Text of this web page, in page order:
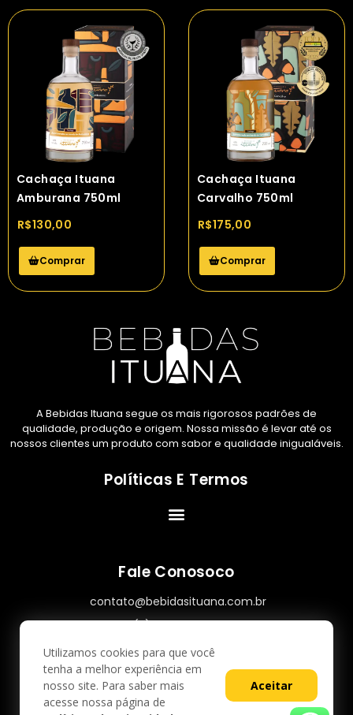
Cachaça Ituana
Amburana 750ml
R$130,00
Comprar
Cachaça Ituana
Carvalho 750ml
R$175,00
Comprar
A Bebidas Ituana segue os mais rigorosos padrões de
qualidade, produção e origem. Nossa missão é levar até os
nossos clientes um produto com sabor e qualidade inigualáveis.
Políticas E Termos
Fale Conosoco
contato@bebidasituana.com.br
(11) 93735-7474
Estrada Municipal de Itu 070/424, S/N
Das 08:00 hrs as 17:00 hrs
Utilizamos cookies para que você
tenha a melhor experiência em
nosso site. Para saber mais
acesse nossa página de
Aceitar